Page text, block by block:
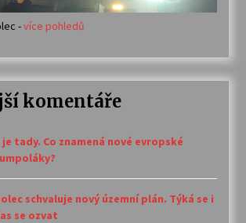
-více pohledů
komentáře
je tady. Co znamená nové evropské
schvaluje nový územní plán. Týká se i
se ozvat